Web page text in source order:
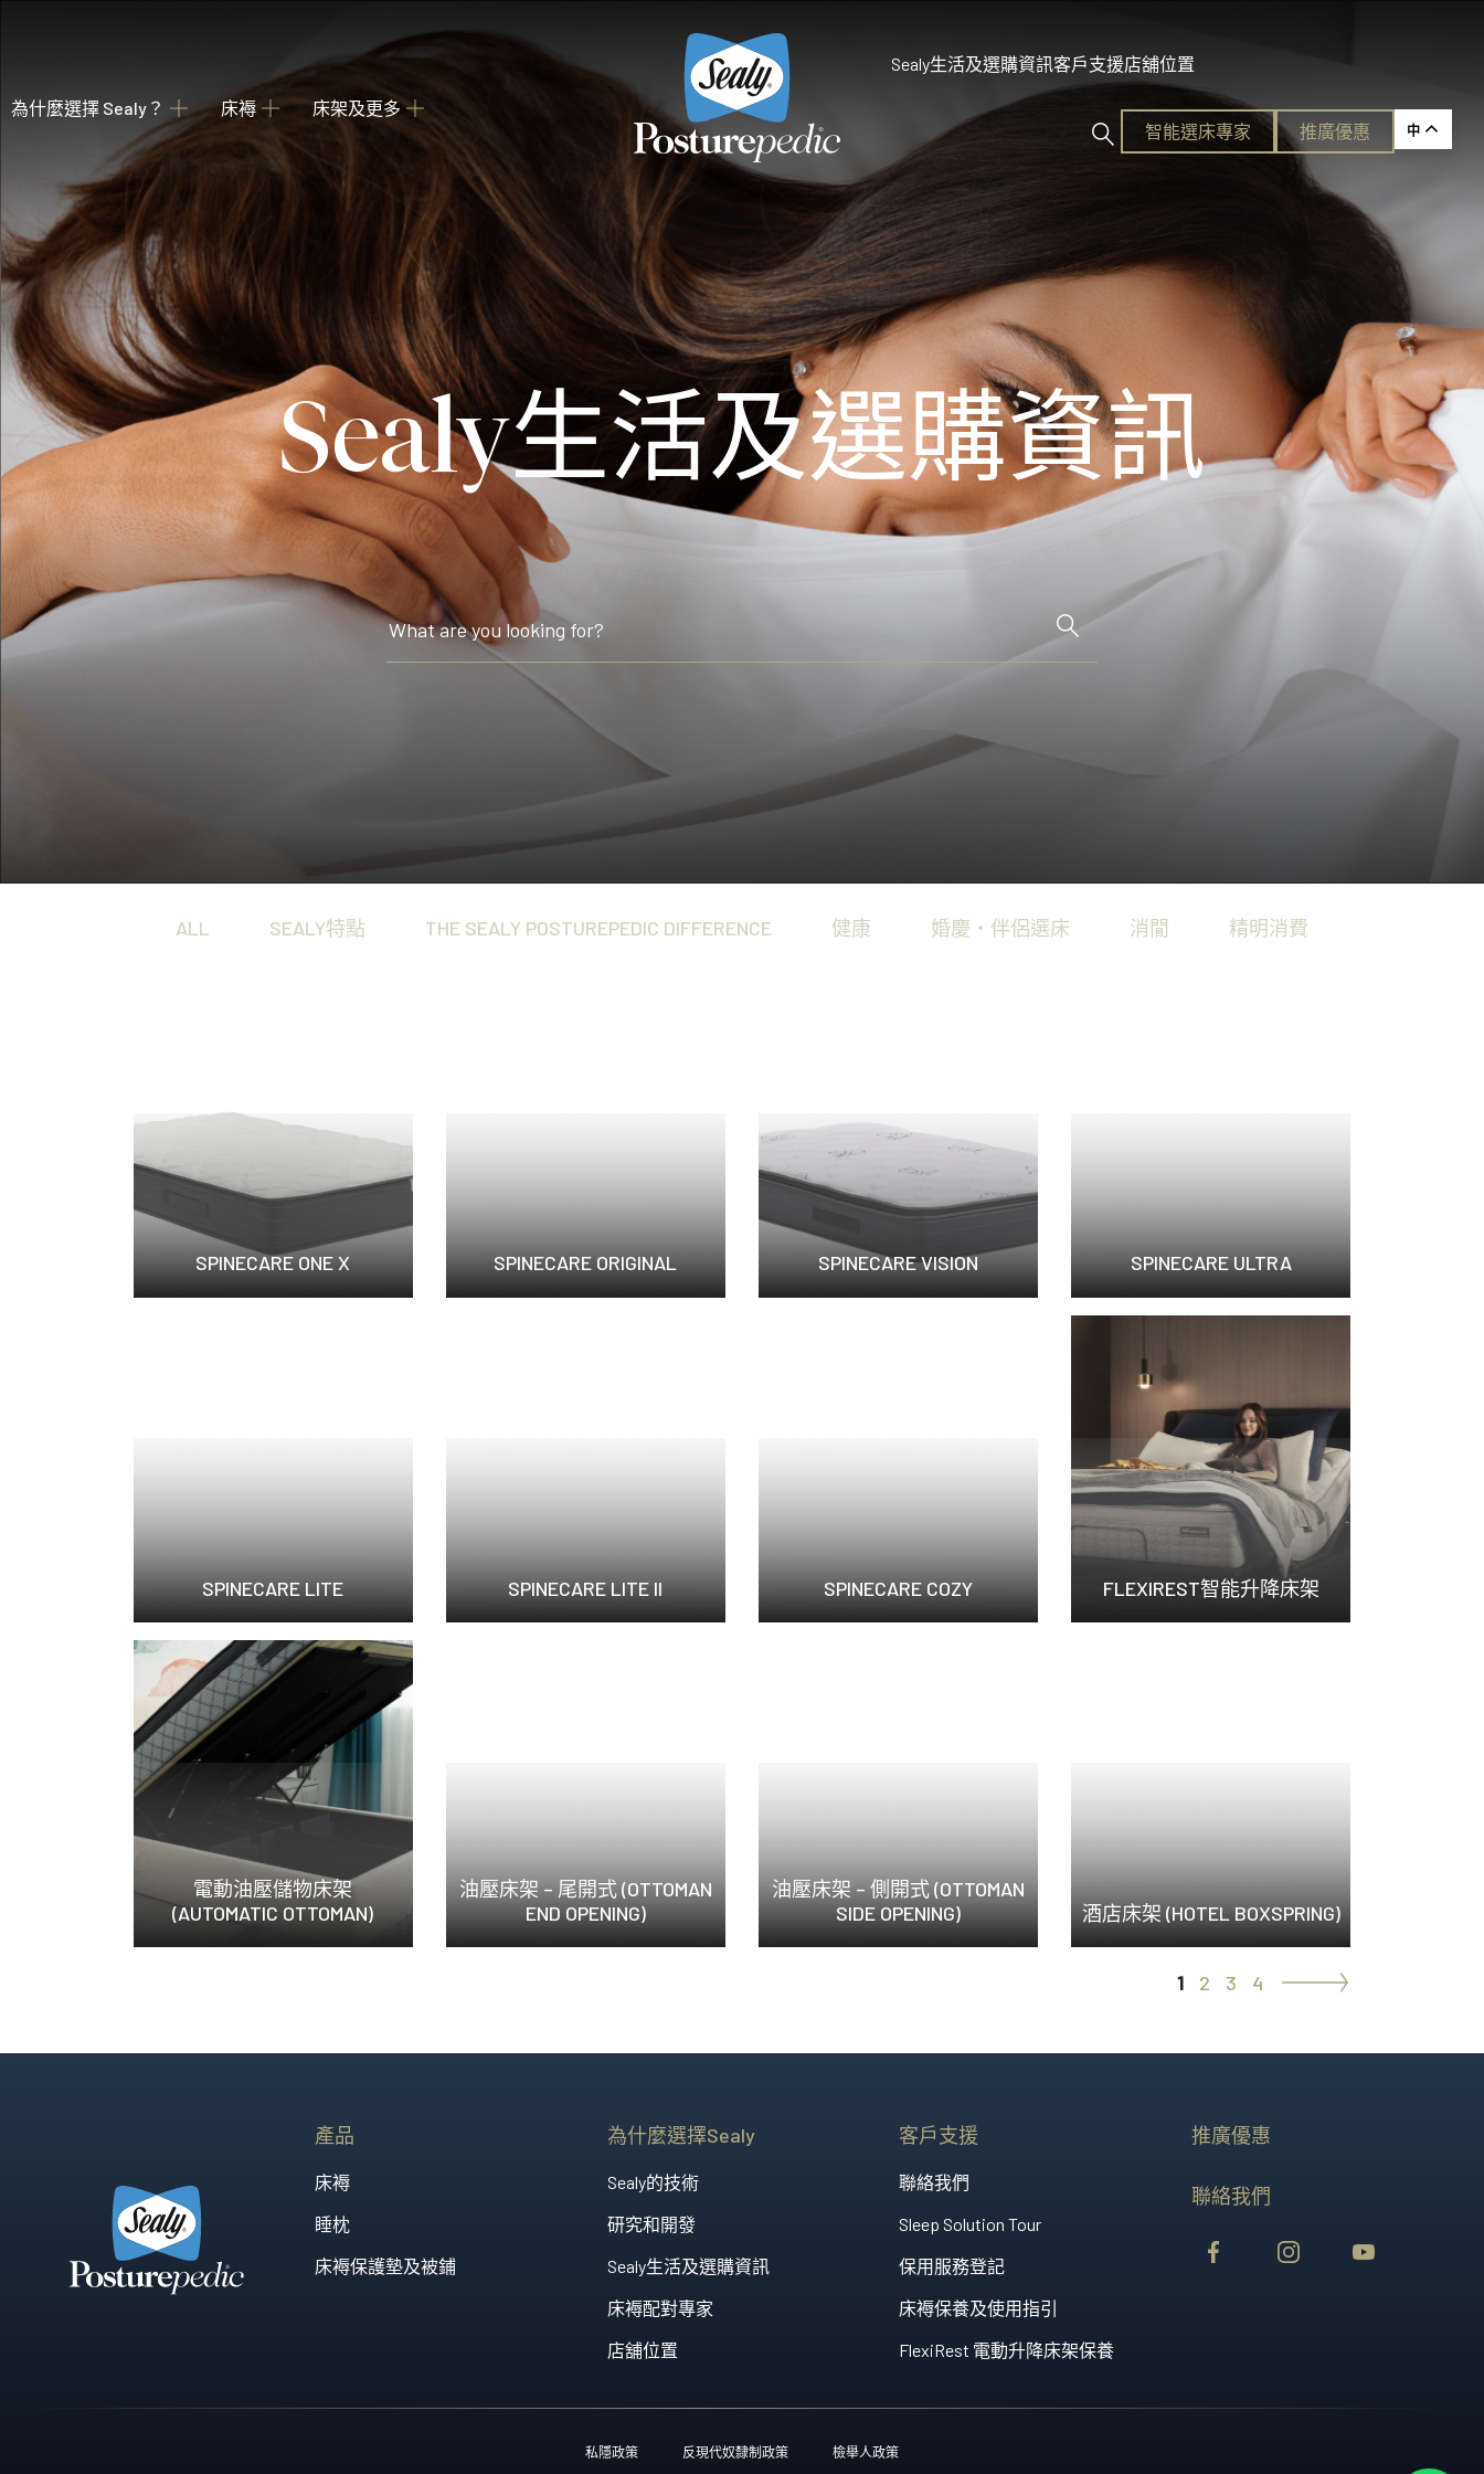
為什麼選擇 Sealy？
關於我們
我們的歷史
產業百年傳承
酒店合作項目
全球五星級酒店的首選
為什麼選擇Sealy
研究和開發
Sealy的技術
床褥
瀏覽床褥
為您甄選融合先進科技與功能的理想 Sealy 床墊
Posture Premier Collection
從此進入Sealy床褥的睡眠國度，享受護脊及舒服睡眠的全新體驗。
PostureLux Collection
以專利科技打造持久的舒適承托，是物超所值之選。
Hotel Collection
無論在家在外，都擁有宛如身處5星級酒店的豪華睡眠體驗。
Hotel Signature Collection
置身五星級酒店般的至尊體驗，沉浸於極致奢華的酣眠享受。
Palatial Crest Collection
雙重堅固承托，帶給你尊貴的護脊睡眠
Premium Collection
完美平衡舒適與承托，滿足各種需要。
Prestige Collection
無與倫比的舒適愜意，締造平易近人的奢華體驗。
Connoisseur Collection
澳洲製造、體現突破性睡眠科技的睡眠藝術，為您帶來奢適的酣睡時光。
床架及更多
床架
收納強大 德國配件
睡枕
提供不同款式 享受健康睡眠
床褥保護墊及被鋪
天然物料 質感舒適
Sealy生活及選購資訊客戶支援店舖位置
智能選床專家​ 推廣優惠 中
Sealy生活及選購資訊
ALL SEALY特點 THE SEALY POSTUREPEDIC DIFFERENCE 健康 婚慶‧伴侶選床 消閒 精明消費
SPINECARE ONE X SPINECARE ORIGINAL SPINECARE VISION SPINECARE ULTRA
SPINECARE LITE
SpineCare ...
SPINECARE LITE II SPINECARE COZY FLEXIREST智能升降床架
電動油壓儲物床架
(AUTOMATIC OTTOMAN)
油壓床架 – 尾開式 (OTTOMAN
END OPENING)
油壓床架 – 側開式 (OTTOMAN
SIDE OPENING)
酒店床架 (HOTEL BOXSPRING)
1 2 3 4 »
產品
床褥
睡枕
床褥保護墊及被鋪
為什麼選擇Sealy
Sealy的技術
研究和開發
Sealy生活及選購資訊
床褥配對專家
店舖位置
客戶支援
聯絡我們
Sleep Solution Tour
保用服務登記
床褥保養及使用指引
FlexiRest 電動升降床架保養
推廣優惠
聯絡我們
私隱政策 反現代奴隸制政策 檢舉人政策